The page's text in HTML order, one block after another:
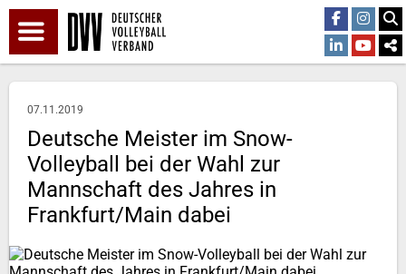
07.11.2019
Deutsche Meister im Snow-
Volleyball bei der Wahl zur
Mannschaft des Jahres in
Frankfurt/Main dabei